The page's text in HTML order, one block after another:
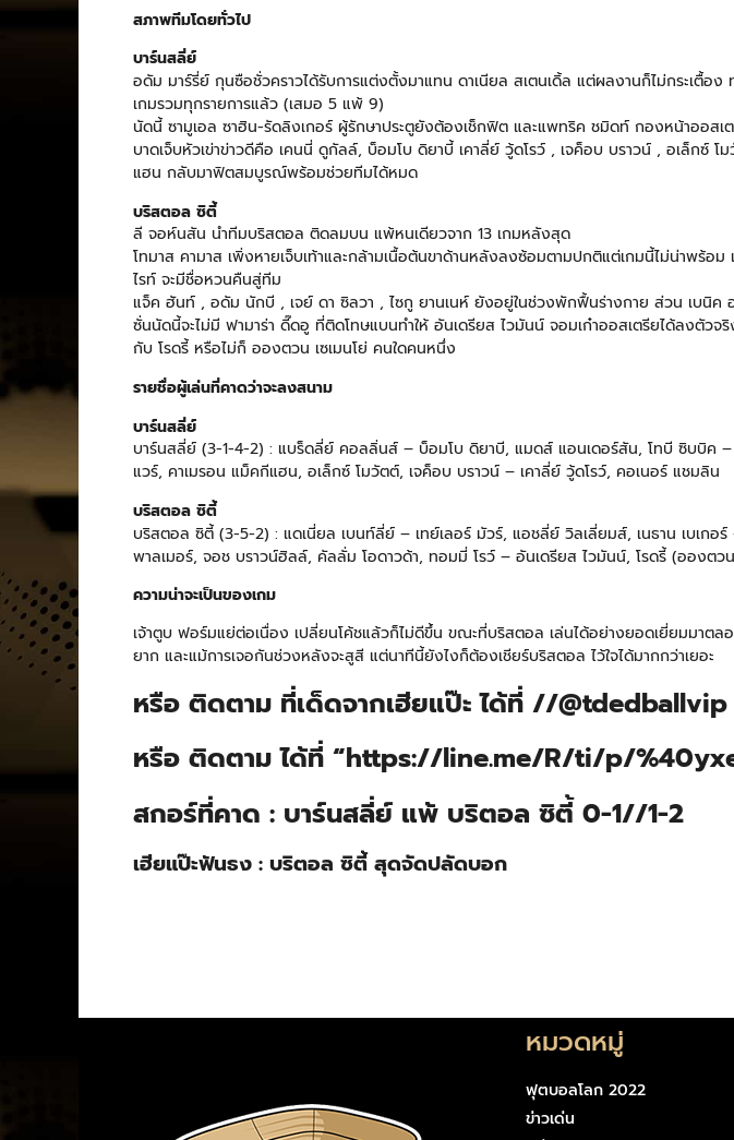
สภาพทีมโดยทั่วไป
บาร์นสลี่ย์
อดัม มาร์รี่ย์ กุนซือชั่วคราวได้รับการแต่งตั้งมาแทน ดาเนียล สเตนเดิ้ล แต่ผลงานก็ไม่กระเตื้อง ท
เกมรวมทุกรายการแล้ว (เสมอ 5 แพ้ 9)
นัดนี้ ซามูเอล ซาฮิน-รัดลิงเกอร์ ผู้รักษาประตูยังต้องเช็กฟิต และแพทริค ชมิดท์ กองหน้าออสเ
บาดเจ็บหัวเข่าข่าวดีคือ เคนนี่ ดูกัลล์, บ็อมโบ ดิยาบี้ เคาลี่ย์ วู้ดโรว์ , เจค็อบ บราวน์ , อเล็กซ์ โ
แฮน กลับมาฟิตสมบูรณ์พร้อมช่วยทีมได้หมด
บริสตอล ซิตี้
ลี จอห์นสัน นำทีมบริสตอล ติดลมบน แพ้หนเดียวจาก 13 เกมหลังสุด
โทมาส คามาส เพิ่งหายเจ็บเท้าและกล้ามเนื้อต้นขาด้านหลังลงซ้อมตามปกติแต่เกมนี้ไม่น่าพร้อม
ไรท์ จะมีชื่อหวนคืนสู่ทีม
แจ็ค ฮันท์ , อดัม นักบี , เจย์ ดา ซิลวา , ไซกู ยานเนห์ ยังอยู่ในช่วงพักฟื้นร่างกาย ส่วน เบนิค
ซั่นนัดนี้จะไม่มี ฟามาร่า ดี๊ดอู ที่ติดโทษแบนทำให้ อันเดรียส ไวมันน์ จอมเก๋าออสเตรียได้ลงตัวจ
กับ โรดรี้ หรือไม่ก็ อองตวน เซเมนโย่ คนใดคนหนึ่ง
รายชื่อผู้เล่นที่คาดว่าจะลงสนาม
บาร์นสลี่ย์
บาร์นสลี่ย์ (3-1-4-2) : แบร็ดลี่ย์ คอลลิ่นส์ – บ็อมโบ ดิยาบี, แมดส์ แอนเดอร์สัน, โทบี ซิบบิค
แวร์, คาเมรอน แม็คกีแฮน, อเล็กซ์ โมวัตต์, เจค็อบ บราวน์ – เคาลี่ย์ วู้ดโรว์, คอเนอร์ แชมลิน
บริสตอล ซิตี้
บริสตอล ซิตี้ (3-5-2) : แดเนี่ยล เบนท์ลี่ย์ – เทย์เลอร์ มัวร์, แอชลี่ย์ วิลเลี่ยมส์, เนธาน เบเกอร์
พาลเมอร์, จอช บราวน์ฮิลล์, คัลลั่ม โอดาวด้า, ทอมมี่ โรว์ – อันเดรียส ไวมันน์, โรดรี้ (อองตวน
ความน่าจะเป็นของเกม
เจ้าตูบ ฟอร์มแย่ต่อเนื่อง เปลี่ยนโค้ชแล้วก็ไม่ดีขึ้น ขณะที่บริสตอล เล่นได้อย่างยอดเยี่ยมมาต
ยาก และแม้การเจอกันช่วงหลังจะสูสี แต่นาทีนี้ยังไงก็ต้องเชียร์บริสตอล ไว้ใจได้มากกว่าเยอะ
หรือ ติดตาม ที่เด็ดจากเฮียแป๊ะ ได้ที่ //@tdedballvip
หรือ ติดตาม ได้ที่ “https://line.me/R/ti/p/
สกอร์ที่คาด : บาร์นสลี่ย์ แพ้ บริตอล ซิตี้ 0-1//1-2
เฮียแป๊ะฟันธง : บริตอล ซิตี้ สุดจัดปลัดบอก
หมวดหมู่
ฟุตบอลโลก 2022
ข่าวเด่น